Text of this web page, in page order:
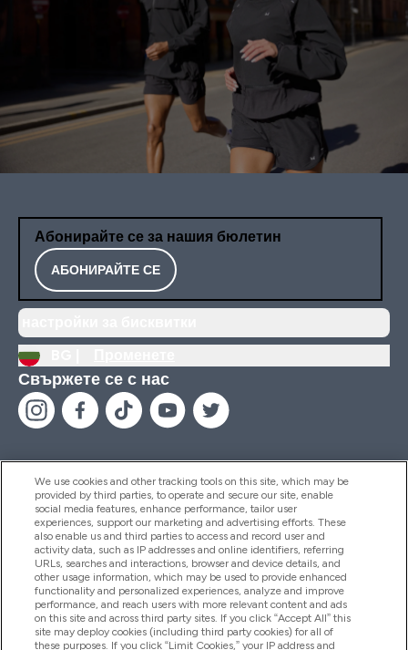
Абонирайте се за нашия бюлетин
АБОНИРАЙТЕ СЕ
Свържете се с нас
Помощ И Информация
Продукти
Информация За Компанията
We use cookies and other tracking tools on this site, which may be
provided by third parties, to operate and secure our site, enable
social media features, enhance performance, tailor user
experiences, support our marketing and advertising efforts. These
also enable us and third parties to access and record user and
activity data, such as IP addresses and online identifiers, referring
URLs, searches and interactions, browser and device details, and
other usage information, which may be used to provide enhanced
functionality and personalized experiences, analyze and improve
performance, and reach users with more relevant content and ads
on this site and across third party sites. If you click “Accept All” this
site may deploy cookies (including third party cookies) for all of
these purposes. If you click “Limit Cookies,” your IP address and